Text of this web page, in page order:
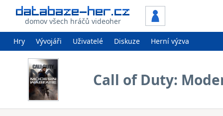
domov všech hráčů videoher
Hry Vývojáři Uživatelé Diskuze Herní výzva
Call of Duty: